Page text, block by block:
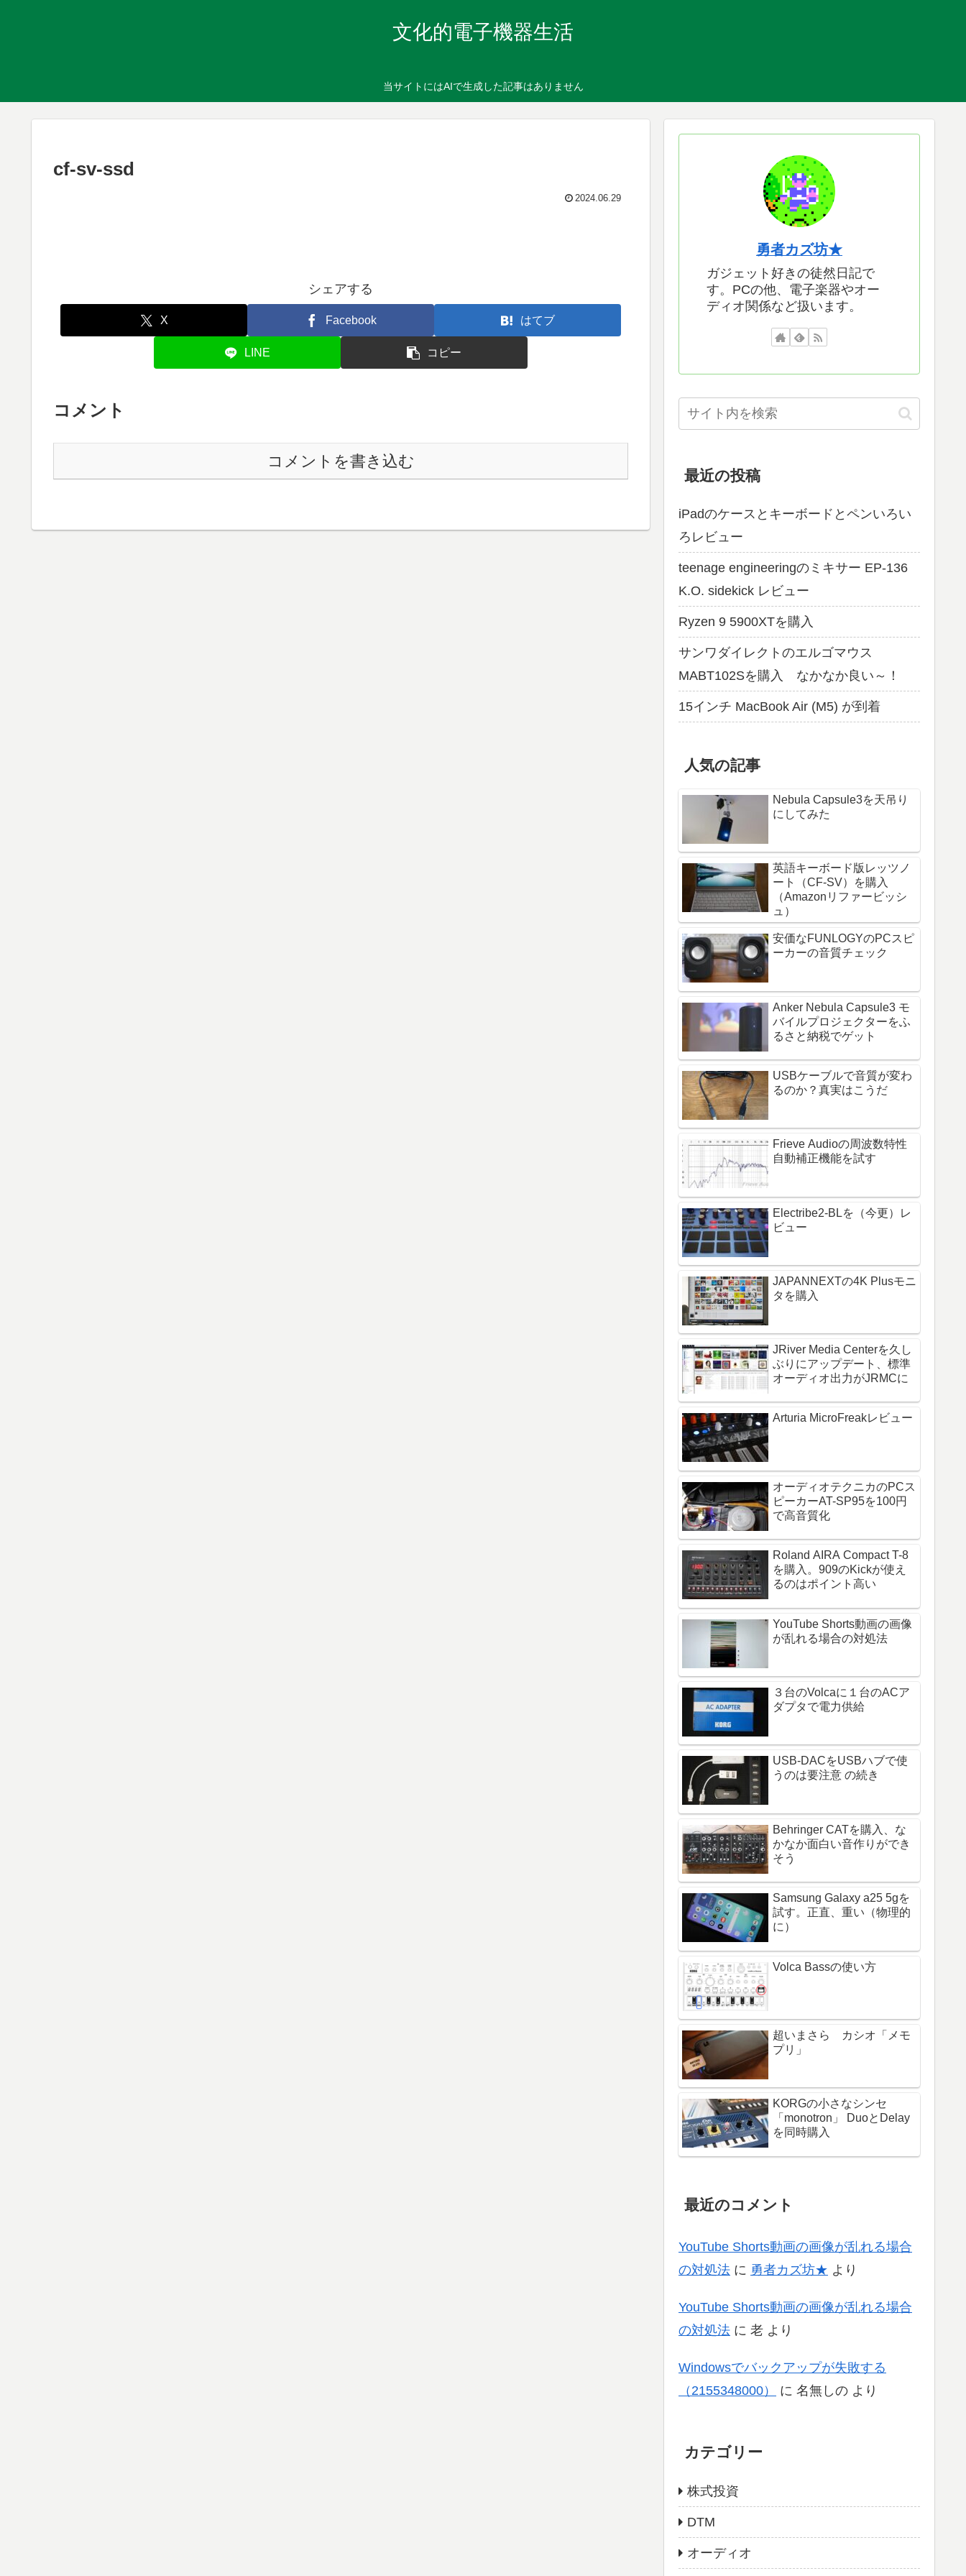
文化的電子機器生活
当サイトにはAIで生成した記事はありません
cf-sv-ssd
2024.06.29
シェアする
X Facebook はてブ
LINE コピー
コメント
コメントを書き込む
勇者カズ坊★
ガジェット好きの徒然日記で
す。PCの他、電子楽器やオー
ディオ関係など扱います。
最近の投稿
iPadのケースとキーボードとペンいろい
ろレビュー
teenage engineeringのミキサー EP-136
K.O. sidekick レビュー
Ryzen 9 5900XTを購入
サンワダイレクトのエルゴマウス
MABT102Sを購入 なかなか良い～！
15インチ MacBook Air (M5) が到着
人気の記事
Nebula Capsule3を天吊り
にしてみた
英語キーボード版レッツノ
ート（CF-SV）を購入
（Amazonリファービッシ
ュ）
安価なFUNLOGYのPCスピ
ーカーの音質チェック
Anker Nebula Capsule3 モ
バイルプロジェクターをふ
るさと納税でゲット
USBケーブルで音質が変わ
るのか？真実はこうだ
Frieve Audioの周波数特性
自動補正機能を試す
Electribe2-BLを（今更）レ
ビュー
JAPANNEXTの4K Plusモニ
タを購入
JRiver Media Centerを久し
ぶりにアップデート、標準
オーディオ出力がJRMCに
Arturia MicroFreakレビュー
オーディオテクニカのPCス
ピーカーAT-SP95を100円
で高音質化
Roland AIRA Compact T-8
を購入。909のKickが使え
るのはポイント高い
YouTube Shorts動画の画像
が乱れる場合の対処法
３台のVolcaに１台のACア
ダプタで電力供給
USB-DACをUSBハブで使
うのは要注意 の続き
Behringer CATを購入、な
かなか面白い音作りができ
そう
Samsung Galaxy a25 5gを
試す。正直、重い（物理的
に）
Volca Bassの使い方
超いまさら カシオ「メモ
プリ」
KORGの小さなシンセ
「monotron」 DuoとDelay
を同時購入
最近のコメント
YouTube Shorts動画の画像が乱れる場合
の対処法 に 勇者カズ坊★ より
YouTube Shorts動画の画像が乱れる場合
の対処法 に 老 より
Windowsでバックアップが失敗する
（2155348000）
に 名無しの より
カテゴリー
株式投資
DTM
オーディオ